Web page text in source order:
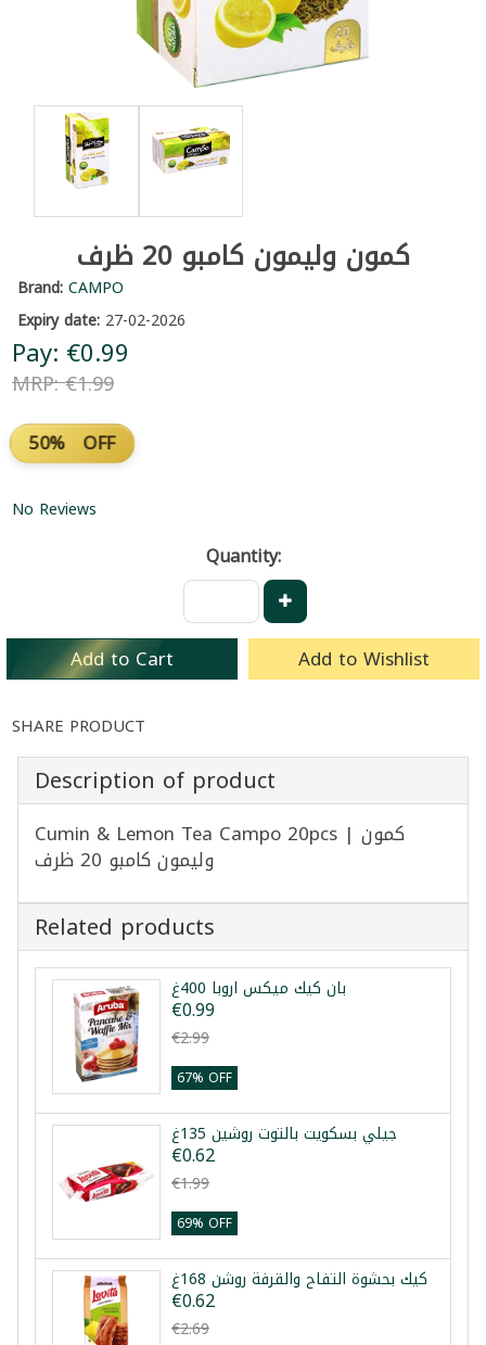
كمون وليمون كامبو 20 ظرف
Brand:CAMPO
Expiry date: 27-02-2026
Pay: €0.99
MRP: €1.99
50% OFF
No Reviews
Quantity:
Add to Cart Add to Wishlist
SHARE PRODUCT
Description of product
Cumin & Lemon Tea Campo 20pcs | كمون
وليمون كامبو 20 ظرف
Related products
بان كيك ميكس اروبا 400غ
€0.99
€2.99
67% OFF
جيلي بسكويت بالتوت روشين 135غ
€0.62
€1.99
69% OFF
كيك بحشوة التفاح والقرفة روشن 168غ
€0.62
€2.69